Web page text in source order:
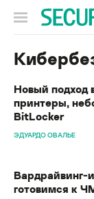
Новый подход
принтеры,
BitLocker
ЭДУАРДО ОВАЛЬЕ
Вардрайвинг-
готовимся к